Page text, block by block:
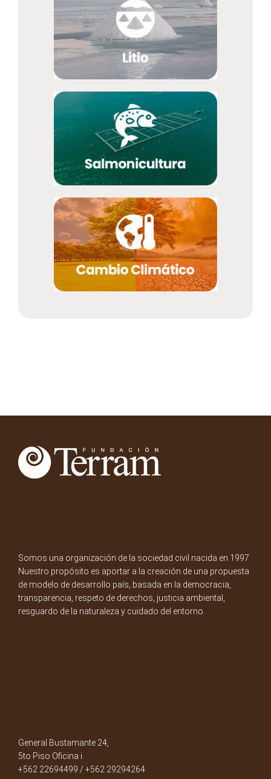
Somos una organización de la sociedad civil nacida en 1997.
Nuestro propósito es aportar a la creación de una propuesta
de modelo de desarrollo país, basada en la democracia,
transparencia, respeto de derechos, justicia ambiental,
resguardo de la naturaleza y cuidado del entorno.
General Bustamante 24,
5to Piso Oficina i.
+562 22694499 / +562 29294264